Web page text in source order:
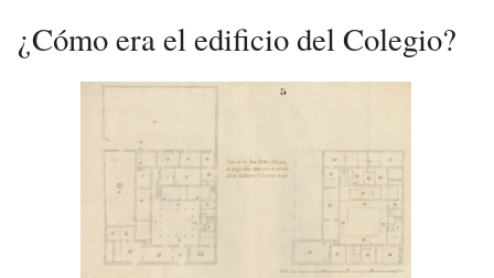
¿Cómo era el edificio del Colegio?